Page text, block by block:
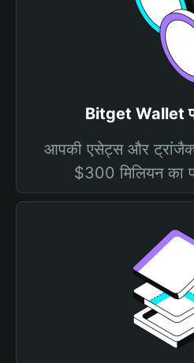
Bitget Wallet
आपकी एसेट्स और
$300 मिलियन का